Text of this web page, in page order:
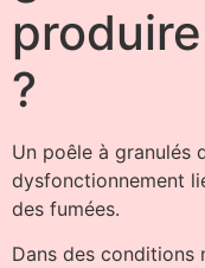
?
Un poêle à granulés
dysfonctionnement
des fumées.
Dans des conditions